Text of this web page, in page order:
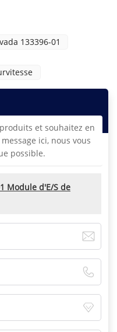
133396-01
et souhaitez en
ici, nous vous
possible.
Module d'E/S de